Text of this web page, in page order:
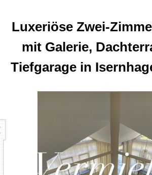
Luxeriöse Zwei-
mit Galerie,
Tiefgarage in